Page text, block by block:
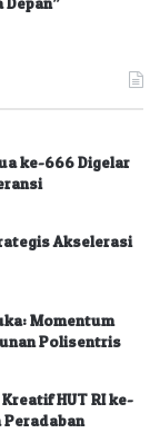
ke-666 Digelar
Akselerasi
Momentum
Polisentris
HUT RI ke-
Peradaban